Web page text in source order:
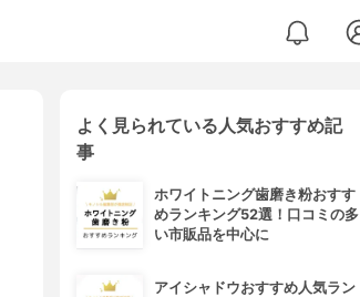
よく見られている人気おすすめ記
事
ホワイトニング歯磨き粉おすす
めランキング52選！口コミの多
い市販品を中心に
アイシャドウおすすめ人気ラン